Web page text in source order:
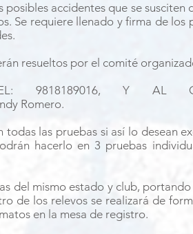
accidentes que se susciten
Se requiere llenado y firma de los
resueltos por el comité
9818189016, Y AL
Romero.
las pruebas si así lo desean
hacerlo en 3 pruebas
del mismo estado y club, portando
de los relevos se realizará de
en la mesa de registro.